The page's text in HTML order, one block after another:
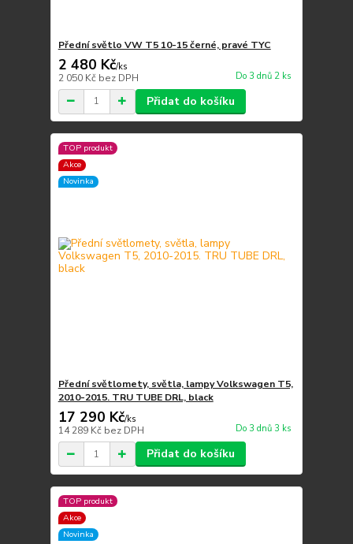
Přední světlo VW T5 10-15 černé, pravé TYC
2 480 Kč/ks
2 050 Kč bez DPH Do 3 dnů 2 ks
Přidat do košíku
TOP produkt
Akce
Novinka
Přední světlomety, světla, lampy Volkswagen T5,
2010-2015. TRU TUBE DRL, black
17 290 Kč/ks
14 289 Kč bez DPH Do 3 dnů 3 ks
Přidat do košíku
TOP produkt
Akce
Novinka